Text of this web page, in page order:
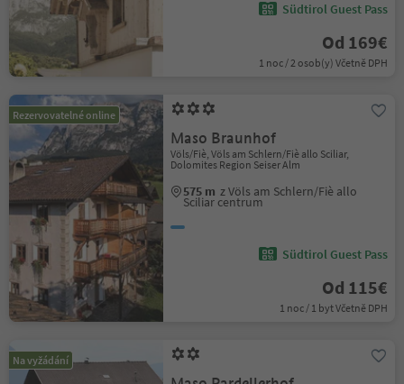
Südtirol Guest Pass
Od 169€
1 noc / 2 osob(y) Včetně DPH
Rezervovatelné online
Maso Braunhof
Völs/Fiè, Völs am Schlern/Fiè allo Sciliar,
Dolomites Region Seiser Alm
575 m z Völs am Schlern/Fiè allo
Sciliar centrum
Südtirol Guest Pass
Od 115€
1 noc / 1 byt Včetně DPH
Na vyžádání